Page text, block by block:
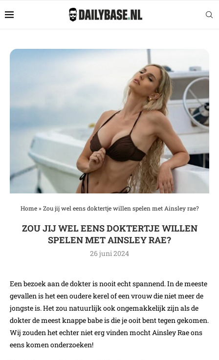
Home» Zou jij wel eens doktertje willen spelen met Ainsley rae?
ZOU JIJ WEL EENS DOKTERTJE WILLEN
SPELEN MET AINSLEY RAE?
26 juni 2024
Een bezoek aan de dokter is nooit echt spannend. In de meeste
gevallen is het een oudere kerel of een vrouw die niet meer de
jongste is. Het zou natuurlijk ook ongemakkelijk zijn als de
dokter de meest knappe babe is die je ooit bent tegen gekomen.
Wij zouden het echter niet erg vinden mocht Ainsley Rae ons
eens komen onderzoeken!